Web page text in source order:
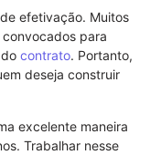
efetivação. Muitos
para
contrato. Portanto,
deseja construir
excelente maneira
Trabalhar nesse